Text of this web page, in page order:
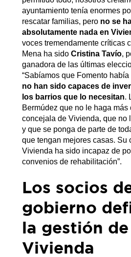
ayuntamiento tenía enormes
rescatar familias, pero no se
absolutamente nada en
voces tremendamente críticas
Mena ha sidoCristina Tavío,
ganadora de las últimas
“Sabíamos que Fomento
no han sido capaces de
los barrios que lo necesitan.
Bermúdez que no le haga más
concejala de Vivienda, que no
y que se ponga de parte de
que tengan mejores casas. Su
Vivienda ha sido incapaz de
convenios de rehabilitación”.
Los socios
gobierno
la gestión de
Vivienda